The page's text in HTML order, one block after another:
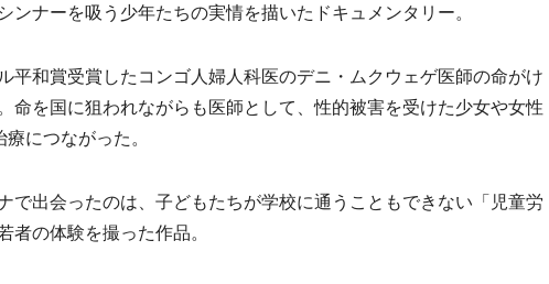
ンナーを吸う少年たちの実情を描いたドキュメンタリー。
和賞受賞したコンゴ人婦人科医のデニ・ムクウェゲ医師の命がけ
命を国に狙われながらも医師として、性的被害を受けた少女や女性
につながった。
出会ったのは、子どもたちが学校に通うこともできない「児童労
の体験を撮った作品。